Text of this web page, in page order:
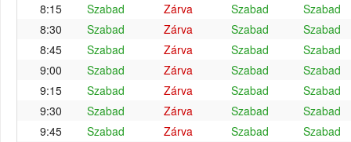
8:15
Szabad Zárva Szabad
Szabad
8:30
Szabad Zárva Szabad
Szabad
8:45
Szabad Zárva Szabad
Szabad
9:00
Szabad Zárva Szabad
Szabad
9:15
Szabad Zárva Szabad
Szabad
9:30
Szabad Zárva Szabad
Szabad
9:45
Szabad Zárva Szabad
Szabad